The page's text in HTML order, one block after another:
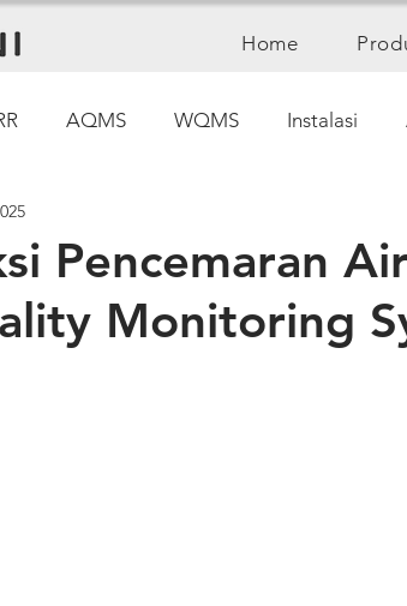
Home
AQMS WQMS Instalasi
Pencemaran
Monitoring